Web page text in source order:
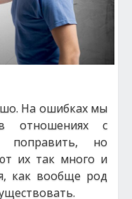
На ошибках мы
отношениях с
поправить, но
их так много и
как вообще род